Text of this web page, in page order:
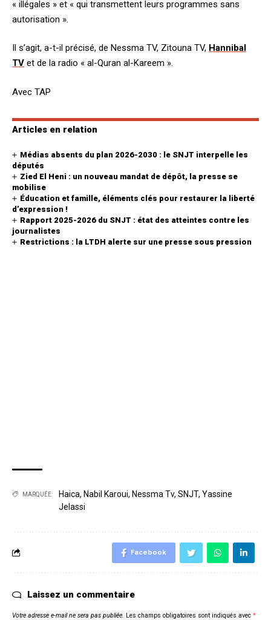
« illégales » et « qui transmettent leurs programmes sans
autorisation ».
Il s’agit, a-t-il précisé, de Nessma TV, Zitouna TV, Hannibal
TV et de la radio « al-Quran al-Kareem ».
Avec TAP
Articles en relation
Médias absents du plan 2026-2030 : le SNJT interpelle les
députés
Zied El Heni : un nouveau mandat de dépôt, la presse se
mobilise
Éducation et famille, éléments clés pour restaurer la liberté
d’expression !
Rapport 2025-2026 du SNJT : état des atteintes contre les
journalistes
Restrictions : la LTDH alerte sur une presse sous pression
MARQUÉE: Haica, Nabil Karoui, Nessma Tv, SNJT, Yassine
Jelassi
Facebook
Laissez un commentaire
Votre adresse e-mail ne sera pas publiée. Les champs obligatoires sont indiqués avec *